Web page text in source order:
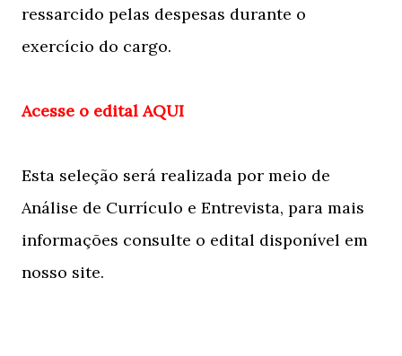
ressarcido pelas despesas durante o
exercício do cargo.
Acesse o edital AQUI
Esta seleção será realizada por meio de
Análise de Currículo e Entrevista, para mais
informações consulte o edital disponível em
nosso site.